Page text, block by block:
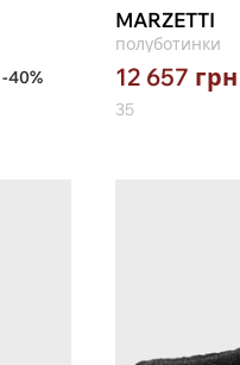
-40%
MARZETTI
полуботинки
12 657 грн
35